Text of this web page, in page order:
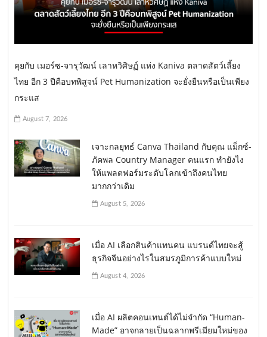
คุยกับ เมอร์ซ-จารุวัฒน์ เลาหวิศิษฏ์ แห่ง Kaniva ตลาดสัตว์เลี้ยง
ไทย อีก 3 ปีคือบทพิสูจน์ Pet Humanization จะยั่งยืนหรือเป็นเพียง
กระแส
August 7, 2026
เจาะกลยุทธ์ Canva Thailand กับคุณ แม็กซ์-
ภัคพล Country Manager คนแรก ทำยังไง
ให้แพลตฟอร์มระดับโลกเข้าถึงคนไทย
มากกว่าเดิม
August 5, 2026
เมื่อ AI เลือกสินค้าแทนคน แบรนด์ไทยจะสู้
ธุรกิจจีนอย่างไรในสมรภูมิการค้าแบบใหม่
August 4, 2026
เมื่อ AI ผลิตคอนเทนต์ได้ไม่จำกัด “Human-
Made” อาจกลายเป็นฉลากพรีเมียมใหม่ของ